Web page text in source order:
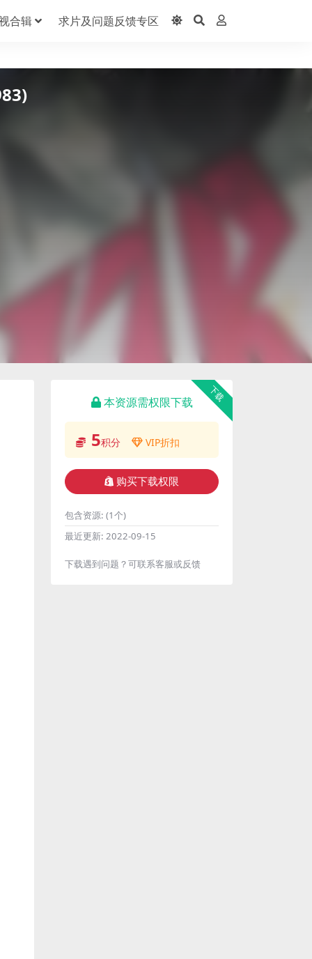
合辑 求片及问题反馈专区
下载
本资源需权限下载
5积分 VIP折扣
购买下载权限
包含资源: (1个)
最近更新: 2022-09-15
下载遇到问题？可联系客服或反馈